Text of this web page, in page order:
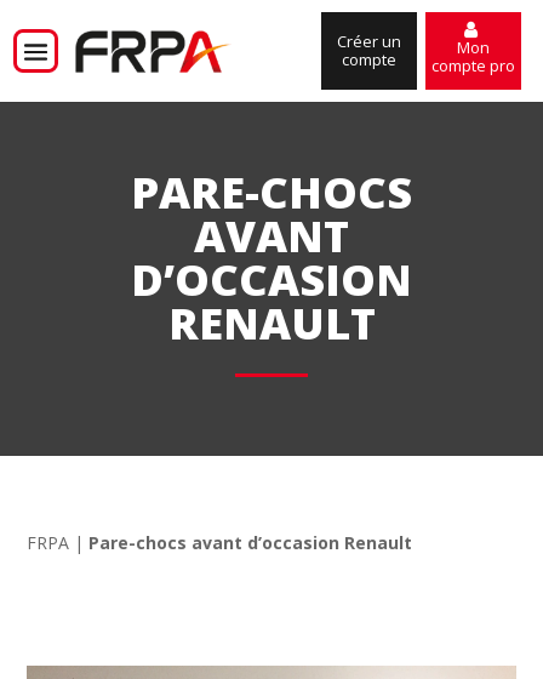
Créer un
compte
Mon
compte pro
PARE-CHOCS
AVANT
D’OCCASION
RENAULT
FRPA | Pare-chocs avant d’occasion Renault